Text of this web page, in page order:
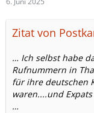
Zitat von
… Ich selbst habe
Rufnummern in
für ihre deutschen
waren....und
…